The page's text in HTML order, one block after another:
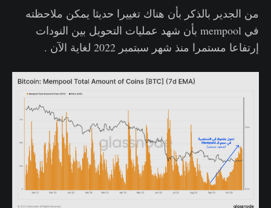
من الجدير بالذكر بأن هناك تغييرا حديثا يمكن ملاحظته
في mempool بأن شهد عمليات التحويل بين النودات
إرتفاعا مستمرا منذ شهر سبتمبر 2022 لغاية الآن .